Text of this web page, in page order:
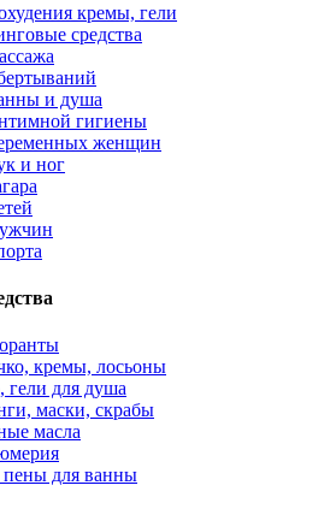
кремы, гели
средства
и душа
гигиены
женщин
и ног
кремы, лосьоны
для душа
маски, скрабы
масла
для ванны